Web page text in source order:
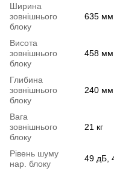
Ширина
зовнішнього
блоку
635 мм
Висота
зовнішнього
блоку
458 мм
Глибина
зовнішнього
блоку
240 мм
Вага
зовнішнього
блоку
21 кг
Рівень шуму
нар. блоку
49 дБ,